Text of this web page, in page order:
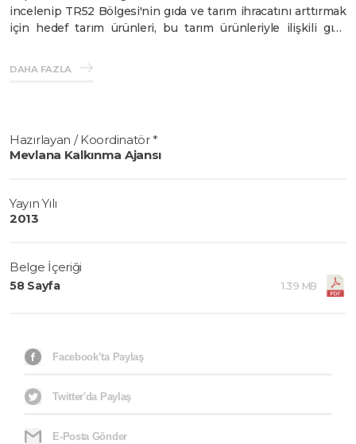
incelenip TR52 Bölgesi'nin gıda ve tarım ihracatını arttırmak
için hedef tarım ürünleri, bu tarım ürünleriyle ilişkili gıda
DAHA FAZLA
Hazırlayan / Koordinatör *
Mevlana Kalkınma Ajansı
Yayın Yılı
2013
Belge İçeriği
58 Sayfa 1.39 MB
Facebook’ta Paylaş
Twitter'da Paylaş
E-Posta Gönder